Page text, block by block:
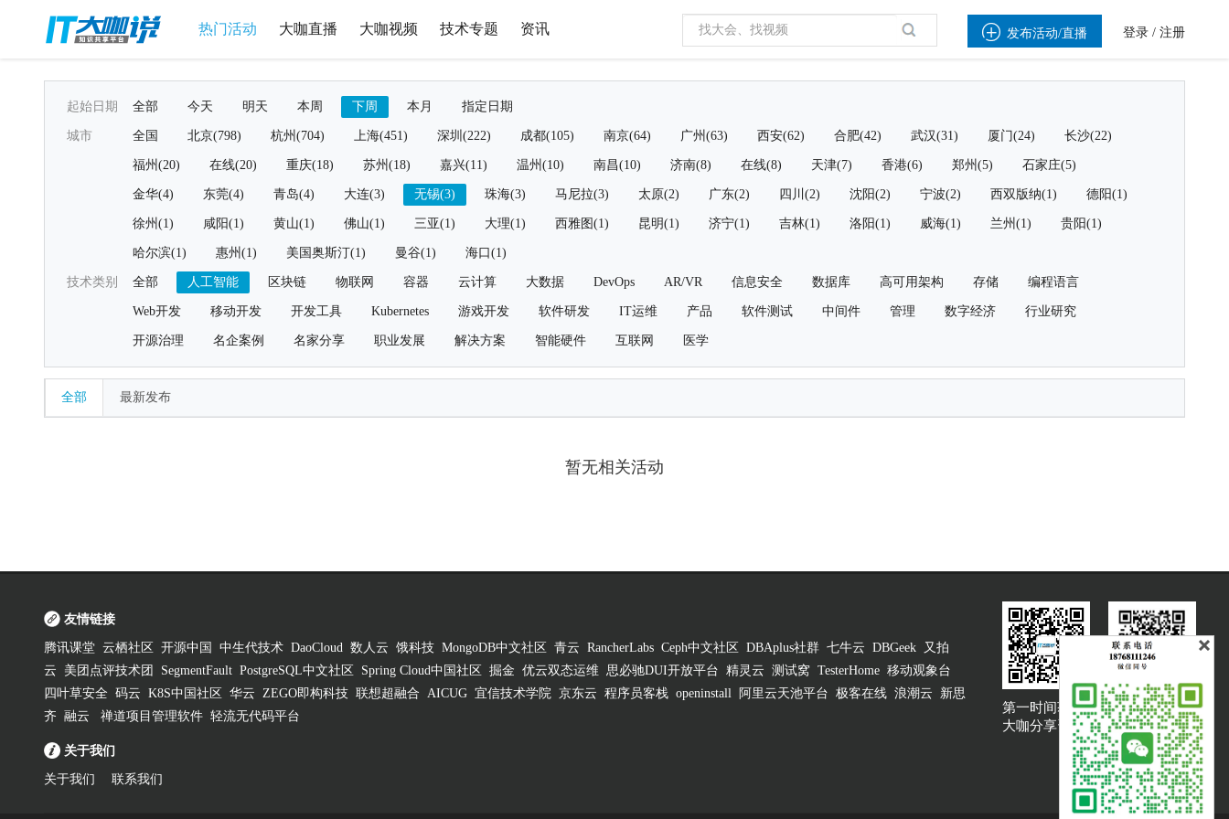
热门活动 大咖直播 大咖视频 技术专题 资讯  发布活动/直播 登录 / 注册
起始日期 全部 今天 明天 本周 下周 本月 指定日期
城市 全国 北京(798) 杭州(704) 上海(451) 深圳(222) 成都(105) 南京(64) 广州(63) 西安(62) 合肥(42) 武汉(31) 厦门(24) 长沙(22)
福州(20) 在线(20) 重庆(18) 苏州(18) 嘉兴(11) 温州(10) 南昌(10) 济南(8) 在线(8) 天津(7) 香港(6) 郑州(5) 石家庄(5)
金华(4) 东莞(4) 青岛(4) 大连(3) 无锡(3) 珠海(3) 马尼拉(3) 太原(2) 广东(2) 四川(2) 沈阳(2) 宁波(2) 西双版纳(1) 德阳(1)
徐州(1) 咸阳(1) 黄山(1) 佛山(1) 三亚(1) 大理(1) 西雅图(1) 昆明(1) 济宁(1) 吉林(1) 洛阳(1) 威海(1) 兰州(1) 贵阳(1)
哈尔滨(1) 惠州(1) 美国奥斯汀(1) 曼谷(1) 海口(1)
技术类别 全部 人工智能 区块链 物联网 容器 云计算 大数据 DevOps AR/VR 信息安全 数据库 高可用架构 存储 编程语言
Web开发 移动开发 开发工具 Kubernetes 游戏开发 软件研发 IT运维 产品 软件测试 中间件 管理 数字经济 行业研究
开源治理 名企案例 名家分享 职业发展 解决方案 智能硬件 互联网 医学
全部 最新发布
暂无相关活动
友情链接
腾讯课堂 云栖社区 开源中国 中生代技术 DaoCloud 数人云 饿科技 MongoDB中文社区 青云 RancherLabs Ceph中文社区 DBAplus社群 七牛云 DBGeek
又拍
云
美团点评技术团 SegmentFault PostgreSQL中文社区 Spring Cloud中国社区 掘金 优云双态运维 思必驰DUI开放平台 精灵云 测试窝 TesterHome 移动观象台
四叶草安全 码云 K8S中国社区 华云 ZEGO即构科技 联想超融合 AICUG 宜信技术学院 京东云 程序员客栈 openinstall 阿里云天池平台 极客在线 浪潮云
新思
齐 融云 禅道项目管理软件 轻流无代码平台
关于我们
关于我们 联系我们
第一时间获取
大咖分享资讯
大咖说吐槽客服